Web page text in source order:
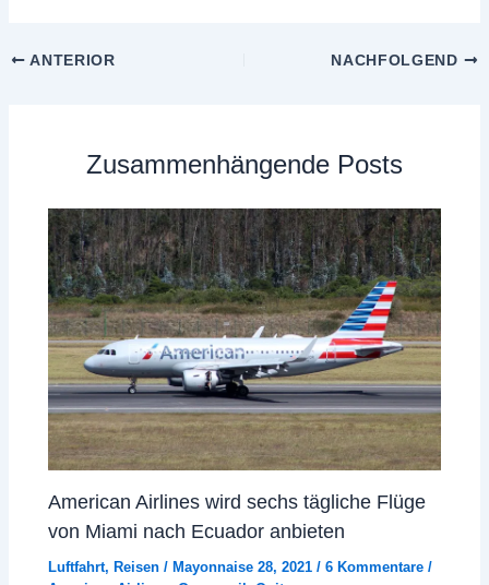
ANTERIOR NACHFOLGEND
Zusammenhängende Posts
American Airlines wird sechs tägliche Flüge
von Miami nach Ecuador anbieten
Luftfahrt, Reisen / Mayonnaise 28, 2021/6 Kommentare /